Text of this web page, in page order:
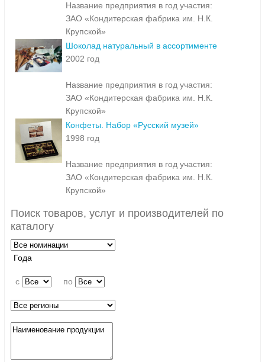
Название предприятия в год участия:
ЗАО «Кондитерская фабрика им. Н.К.
Крупской»
Шоколад натуральный в ассортименте
2002 год
Название предприятия в год участия:
ЗАО «Кондитерская фабрика им. Н.К.
Крупской»
Конфеты. Набор «Русский музей»
1998 год
Название предприятия в год участия:
ЗАО «Кондитерская фабрика им. Н.К.
Крупской»
Поиск товаров, услуг и производителей по
каталогу
Года
c по